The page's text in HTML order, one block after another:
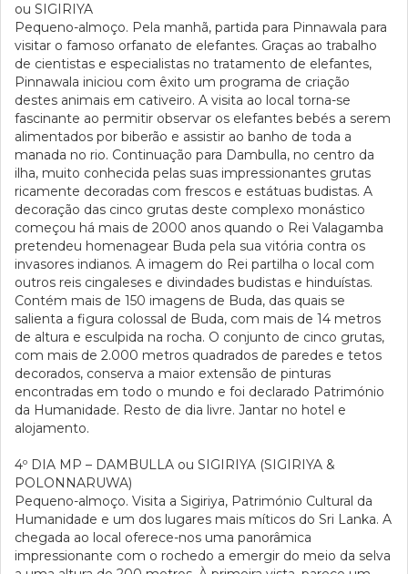
ou SIGIRIYA
Pequeno-almoço. Pela manhã, partida para Pinnawala para
visitar o famoso orfanato de elefantes. Graças ao trabalho
de cientistas e especialistas no tratamento de elefantes,
Pinnawala iniciou com êxito um programa de criação
destes animais em cativeiro. A visita ao local torna-se
fascinante ao permitir observar os elefantes bebés a serem
alimentados por biberão e assistir ao banho de toda a
manada no rio. Continuação para Dambulla, no centro da
ilha, muito conhecida pelas suas impressionantes grutas
ricamente decoradas com frescos e estátuas budistas. A
decoração das cinco grutas deste complexo monástico
começou há mais de 2000 anos quando o Rei Valagamba
pretendeu homenagear Buda pela sua vitória contra os
invasores indianos. A imagem do Rei partilha o local com
outros reis cingaleses e divindades budistas e hinduístas.
Contém mais de 150 imagens de Buda, das quais se
salienta a figura colossal de Buda, com mais de 14 metros
de altura e esculpida na rocha. O conjunto de cinco grutas,
com mais de 2.000 metros quadrados de paredes e tetos
decorados, conserva a maior extensão de pinturas
encontradas em todo o mundo e foi declarado Património
da Humanidade. Resto de dia livre. Jantar no hotel e
alojamento.
4º DIA MP – DAMBULLA ou SIGIRIYA (SIGIRIYA &
POLONNARUWA)
Pequeno-almoço. Visita a Sigiriya, Património Cultural da
Humanidade e um dos lugares mais míticos do Sri Lanka. A
chegada ao local oferece-nos uma panorâmica
impressionante com o rochedo a emergir do meio da selva